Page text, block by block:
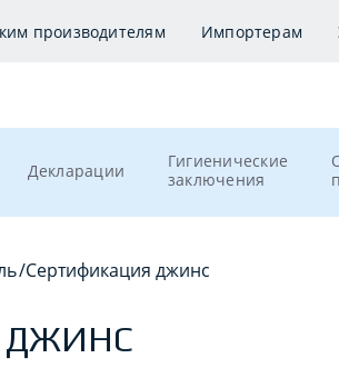
производителям Импортерам
Декларации
Гигиенические
заключения
/Сертификация джинс
ДЖИНС